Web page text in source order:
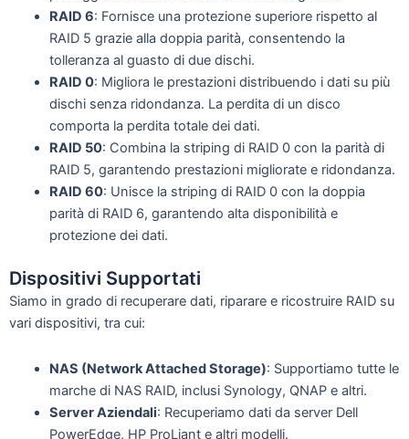
RAID 6: Fornisce una protezione superiore rispetto al
RAID 5 grazie alla doppia parità, consentendo la
tolleranza al guasto di due dischi.
RAID 0: Migliora le prestazioni distribuendo i dati su più
dischi senza ridondanza. La perdita di un disco
comporta la perdita totale dei dati.
RAID 50: Combina la striping di RAID 0 con la parità di
RAID 5, garantendo prestazioni migliorate e ridondanza.
RAID 60: Unisce la striping di RAID 0 con la doppia
parità di RAID 6, garantendo alta disponibilità e
protezione dei dati.
Dispositivi Supportati
Siamo in grado di recuperare dati, riparare e ricostruire RAID su
vari dispositivi, tra cui:
NAS (Network Attached Storage): Supportiamo tutte le
marche di NAS RAID, inclusi Synology, QNAP e altri.
Server Aziendali: Recuperiamo dati da server Dell
PowerEdge, HP ProLiant e altri modelli.